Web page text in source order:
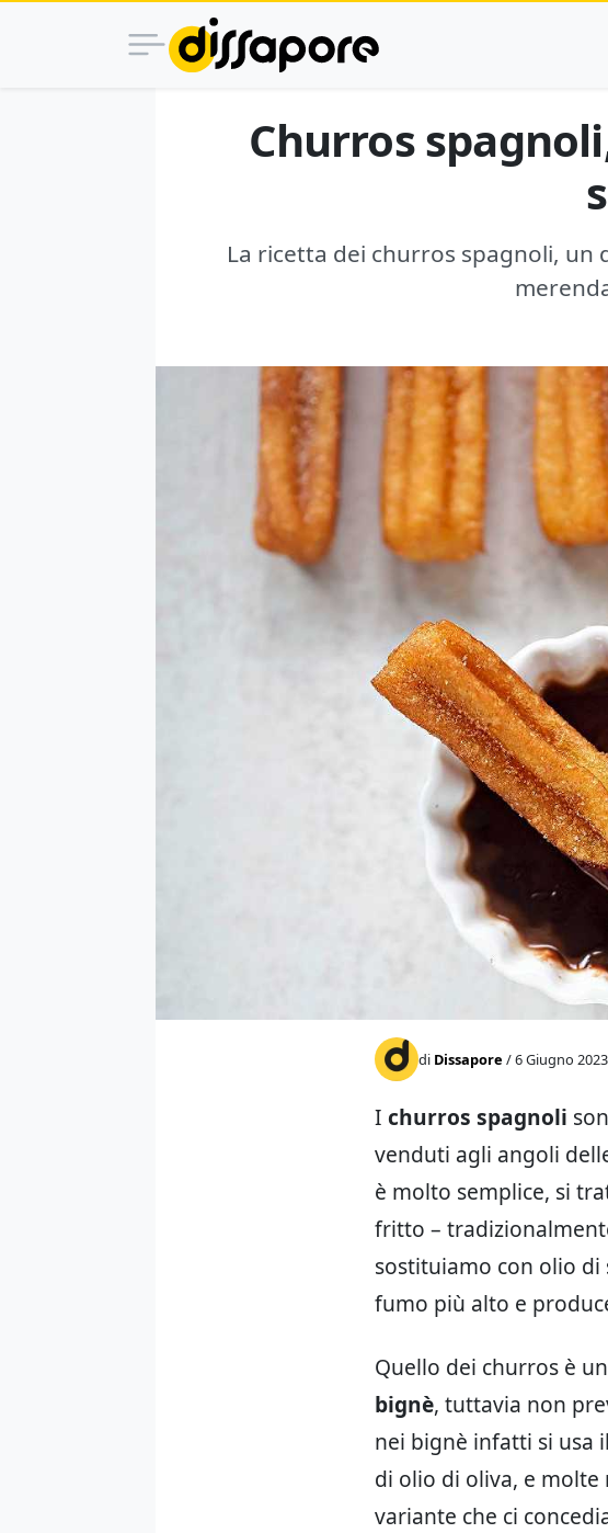
Churros
La ricetta dei churros spagnoli,
di Dissapore / 6 Giugno 2023
I churros spagnoli
venduti agli angoli
è molto semplice, si
fritto –
sostituiamo con olio
fumo più alto e
Quello dei churros è
bignè, tuttavia non
nei bignè infatti si usa
di olio di oliva, e molte
variante che ci